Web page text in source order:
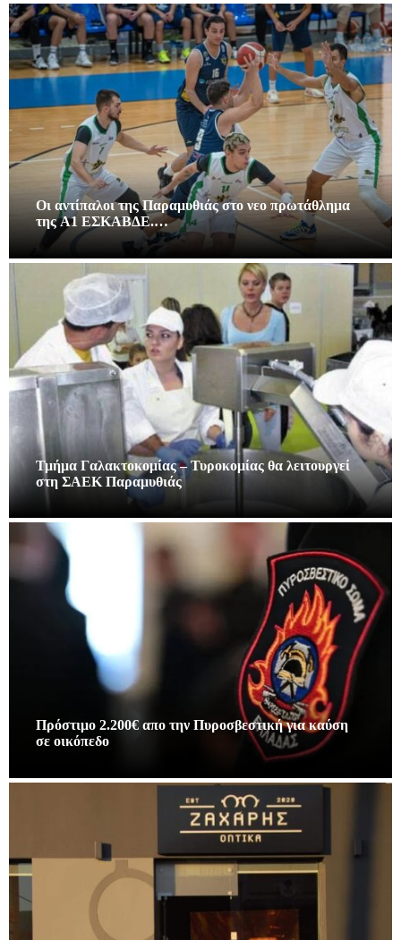
Οι αντίπαλοι της Παραμυθιάς στο νεο πρωτάθλημα
της A1 ΕΣΚΑΒΔΕ.…
Τμήμα Γαλακτοκομίας – Τυροκομίας θα λειτουργεί
στη ΣΑΕΚ Παραμυθιάς
Πρόστιμο 2.200€ απο την Πυροσβεστική για καύση
σε οικόπεδο